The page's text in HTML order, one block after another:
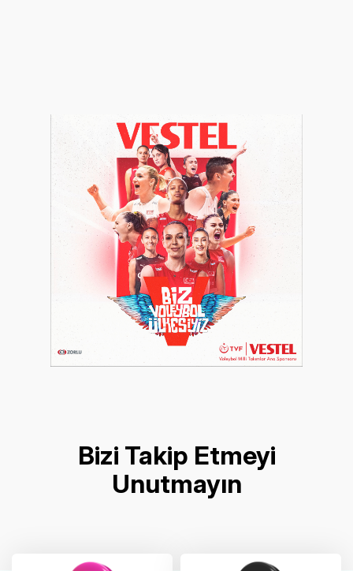
Bizi Takip Etmeyi
Unutmayın